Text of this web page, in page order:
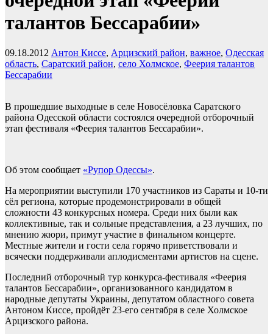
талантов Бессарабии»
09.18.2012 Антон Киссе, Арцизский район, важное, Одесская
область, Саратский район, село Холмское, Феерия талантов
Бессарабии
В прошедшие выходные в селе Новосёловка Саратского
района Одесской области состоялся очередной отборочный
этап фестиваля «Феерия талантов Бессарабии».
Об этом сообщает «Рупор Одессы».
На мероприятии выступили 170 участников из Сараты и 10-ти
сёл региона, которые продемонстрировали в общей
сложности 43 конкурсных номера. Среди них были как
коллективные, так и сольные представления, а 23 лучших, по
мнению жюри, примут участие в финальном концерте.
Местные жители и гости села горячо приветствовали и
всячески поддерживали аплодисментами артистов на сцене.
Последний отборочный тур конкурса-фестиваля «Феерия
талантов Бессарабии», организованного кандидатом в
народные депутаты Украины, депутатом областного совета
Антоном Киссе, пройдёт 23-его сентября в селе Холмское
Арцизского района.